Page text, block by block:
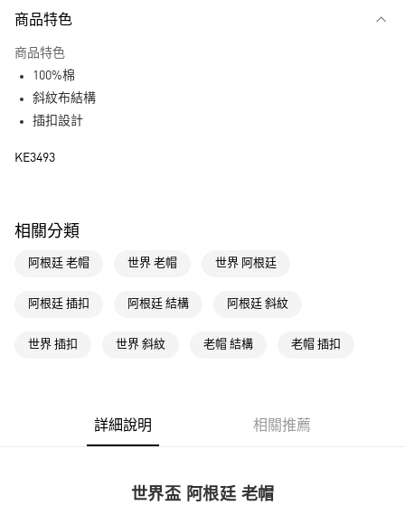
LINE Pay
每筆NT$80，滿NT$1,500(含以上)免運費
付款後全家取貨
每筆NT$80，滿NT$1,500(含以上)免運費
商品特色
商品特色
100%棉
斜紋布結構
插扣設計
KE3493
相關分類
阿根廷 老帽 世界 老帽 世界 阿根廷
阿根廷 插扣 阿根廷 結構 阿根廷 斜紋
世界 插扣 世界 斜紋 老帽 結構 老帽 插扣
詳細說明 相關推薦
世界盃 阿根廷 老帽